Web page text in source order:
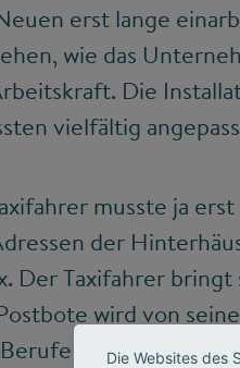
erst lange
wie das
Die
vielfältig
musste ja
der
Der Taxifahrer
wird von
werden zur
Die Websites des